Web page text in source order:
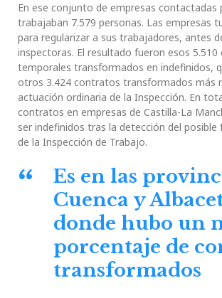
En ese conjunto de empresas contactadas
trabajaban 7.579 personas. Las empresas
para regularizar a sus trabajadores, antes
inspectoras. El resultado fueron esos
temporales transformados en indefinidos,
otros 3.424 contratos transformados más
actuación ordinaria de la Inspección. En
contratos en empresas de Castilla-La
ser indefinidos tras la detección del posible
de la Inspección de Trabajo.
Es en las
Cuenca y
donde hubo un
porcentaje de
transformados